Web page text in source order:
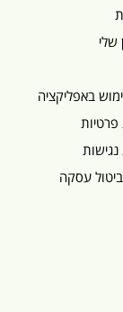
שלי
באפליקציה
פרטיות
עסקה